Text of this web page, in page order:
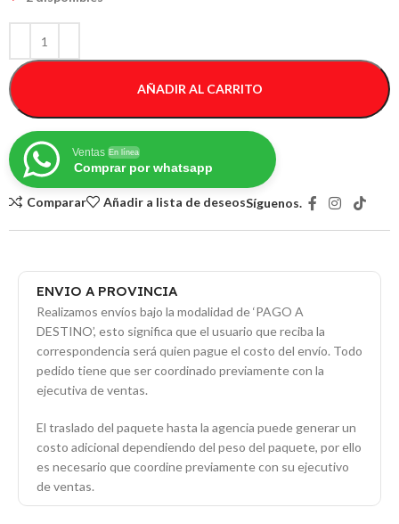
AÑADIR AL CARRITO
Ventas En línea
Comprar por whatsapp
Comparar Añadir a lista de deseosSíguenos.
ENVIO A PROVINCIA
Realizamos envíos bajo la modalidad de ‘PAGO A
DESTINO’, esto significa que el usuario que reciba la
correspondencia será quien pague el costo del envío. Todo
pedido tiene que ser coordinado previamente con la
ejecutiva de ventas.
El traslado del paquete hasta la agencia puede generar un
costo adicional dependiendo del peso del paquete, por ello
es necesario que coordine previamente con su ejecutivo
de ventas.